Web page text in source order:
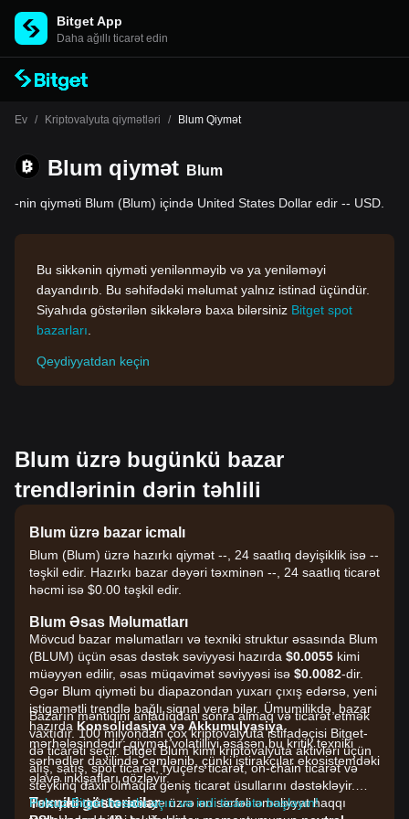
Bitget App
Daha ağıllı ticarət edin
Ev / Kriptovalyuta qiymətləri / Blum Qiymət
Blum qiymət Blum
-nin qiyməti Blum (Blum) içində United States Dollar edir -- USD.
Bu sikkənin qiyməti yenilənməyib və ya yeniləməyi
dayandırıb. Bu səhifədəki məlumat yalnız istinad üçündür.
Siyahıda göstərilən sikkələrə baxa bilərsiniz Bitget spot
bazarları
Qeydiyyatdan keçin
Blum üzrə bugünkü bazar
trendlərinin dərin təhlili
Blum üzrə bazar icmalı
Blum (Blum) üzrə hazırkı qiymət --, 24 saatlıq dəyişiklik isə --
təşkil edir. Hazırkı bazar dəyəri təxminən --, 24 saatlıq ticarət
həcmi isə $0.00 təşkil edir.
Blum Əsas Məlumatları
Mövcud bazar məlumatları və texniki struktur əsasında Blum
(BLUM) üçün əsas dəstək səviyyəsi hazırda $0.0055 kimi
müəyyən edilir, əsas müqavimət səviyyəsi isə $0.0082-dir.
Əgər Blum qiyməti bu diapazondan yuxarı çıxış edərsə, yeni
istiqamətli trendlə bağlı siqnal verə bilər. Ümumilikdə, bazar
hazırda Konsolidasiya və Akkumulyasiya
mərhələsindədir; qiymət volatilliyi əsasən bu kritik texniki
sərhədlər daxilində cəmlənib, çünki iştirakçılar ekosistemdəki
əlavə inkişafları gözləyir.
Texniki göstəricilər
Bazarın məntiqini anladıqdan sonra almaq və ticarət etmək
vaxtıdır. 100 milyondan çox kriptovalyuta istifadəçisi Bitget-
də ticarəti seçir. Bitget Blum kimi kriptovalyuta aktivləri üçün
alış, satış, spot ticarət, fyuçers ticarət, on-chain ticarət və
steykinq daxil olmaqla geniş ticarət üsullarını dəstəkləyir.
Həmçinin bütün sənaye üzrə ən sərfəli əməliyyat haqqı
Pulsuz Bitget hesabı açın və indi ticarətə başlayın!